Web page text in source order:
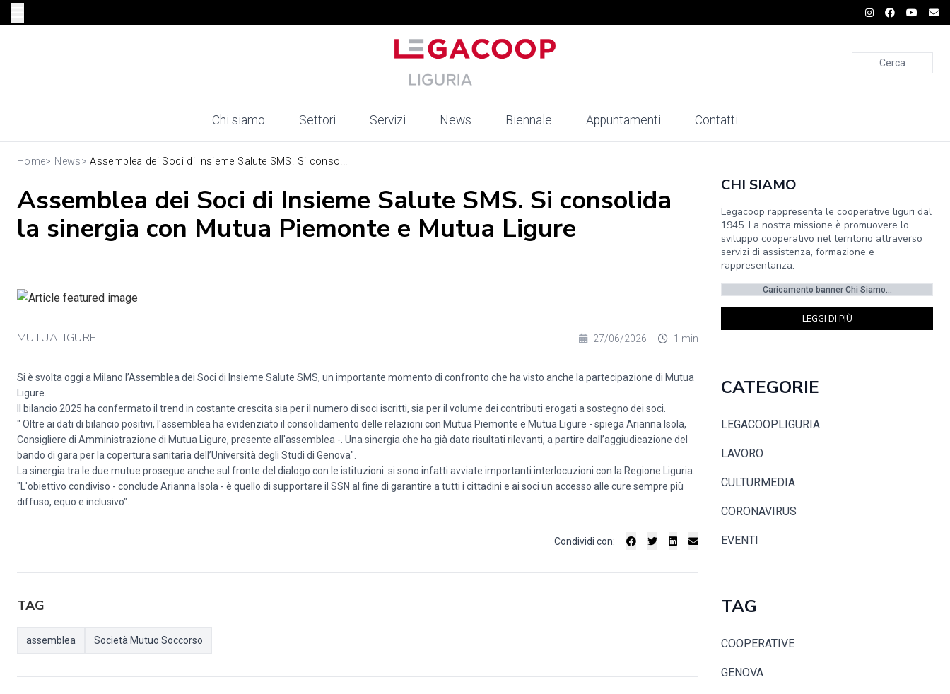
Cerca
Chi siamo Settori Servizi News Biennale Appuntamenti Contatti
Home> News> Assemblea dei Soci di Insieme Salute SMS. Si conso...
Assemblea dei Soci di Insieme Salute SMS. Si consolida
la sinergia con Mutua Piemonte e Mutua Ligure
MUTUALIGURE 27/06/2026 1 min
Si è svolta oggi a Milano l’Assemblea dei Soci di Insieme Salute SMS, un importante momento di confronto che ha visto anche la partecipazione di Mutua
Ligure.
Il bilancio 2025 ha confermato il trend in costante crescita sia per il numero di soci iscritti, sia per il volume dei contributi erogati a sostegno dei soci.
" Oltre ai dati di bilancio positivi, l'assemblea ha evidenziato il consolidamento delle relazioni con Mutua Piemonte e Mutua Ligure - spiega Arianna Isola,
Consigliere di Amministrazione di Mutua Ligure, presente all'assemblea -. Una sinergia che ha già dato risultati rilevanti, a partire dall’aggiudicazione del
bando di gara per la copertura sanitaria dell’Università degli Studi di Genova".
La sinergia tra le due mutue prosegue anche sul fronte del dialogo con le istituzioni: si sono infatti avviate importanti interlocuzioni con la Regione Liguria.
"L'obiettivo condiviso - conclude Arianna Isola - è quello di supportare il SSN al fine di garantire a tutti i cittadini e ai soci un accesso alle cure sempre più
diffuso, equo e inclusivo".
Condividi con:
TAG
assemblea Società Mutuo Soccorso
CHI SIAMO
Legacoop rappresenta le cooperative liguri dal
1945. La nostra missione è promuovere lo
sviluppo cooperativo nel territorio attraverso
servizi di assistenza, formazione e
rappresentanza.
Caricamento banner Chi Siamo...
LEGGI DI PIÙ
CATEGORIE
LEGACOOPLIGURIA
LAVORO
CULTURMEDIA
CORONAVIRUS
EVENTI
TAG
COOPERATIVE
GENOVA